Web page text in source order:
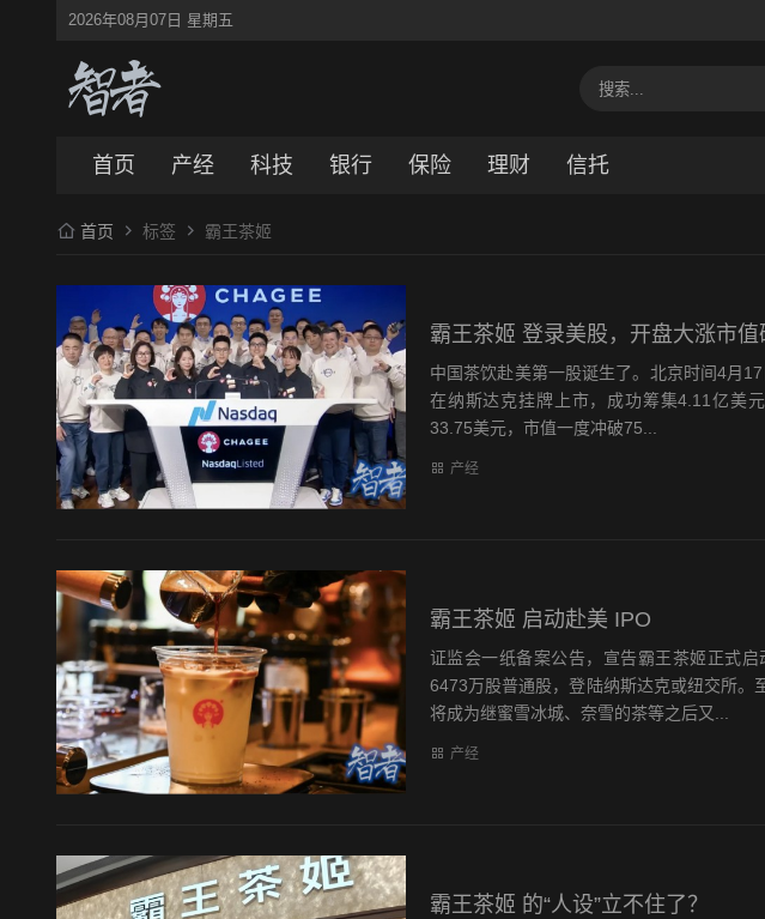
2026年08月07日 星期五
首页 产经 科技 银行 保险 理财 信托
首页 标签 霸王茶姬
霸王茶姬 登录美股，开盘大涨市值
中国茶饮赴美第一股诞生了。北京时间4月
在纳斯达克挂牌上市，成功筹集4.11亿美
33.75美元，市值一度冲破75...
产经
霸王茶姬 启动赴美 IPO
证监会一纸备案公告，宣告霸王茶姬正式
6473万股普通股，登陆纳斯达克或纽交所。
将成为继蜜雪冰城、奈雪的茶等之后又...
产经
霸王茶姬 的“人设”立不住了？